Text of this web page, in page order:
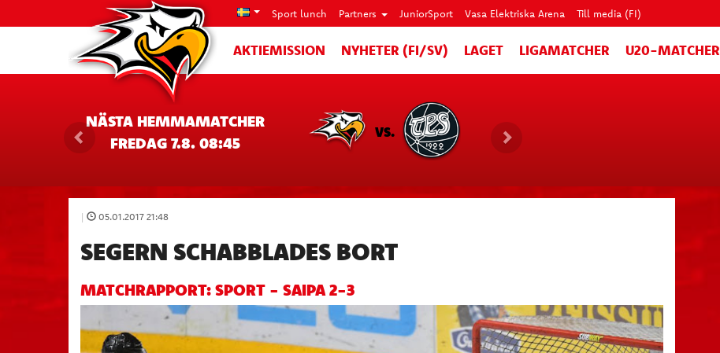
Sport lunch Partners JuniorSport Vasa Elektriska Arena Till media (FI)
AKTIEMISSION NYHETER (FI/SV) LAGET LIGAMATCHER U20-MATCHER
NÄSTA HEMMAMATCHER
FREDAG 7.8. 08:45
VS.
| 05.01.2017 21:48
SEGERN SCHABBLADES BORT
MATCHRAPPORT: SPORT - SAIPA 2-3